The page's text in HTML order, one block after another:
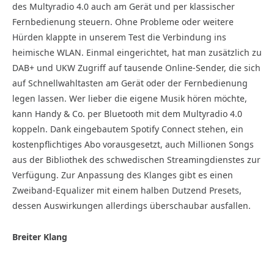
des Multyradio 4.0 auch am Gerät und per klassischer
Fernbedienung steuern. Ohne Probleme oder weitere
Hürden klappte in unserem Test die Verbindung ins
heimische WLAN. Einmal eingerichtet, hat man zusätzlich zu
DAB+ und UKW Zugriff auf tausende Online-Sender, die sich
auf Schnellwahltasten am Gerät oder der Fernbedienung
legen lassen. Wer lieber die eigene Musik hören möchte,
kann Handy & Co. per Bluetooth mit dem Multyradio 4.0
koppeln. Dank eingebautem Spotify Connect stehen, ein
kostenpflichtiges Abo vorausgesetzt, auch Millionen Songs
aus der Bibliothek des schwedischen Streamingdienstes zur
Verfügung. Zur Anpassung des Klanges gibt es einen
Zweiband-Equalizer mit einem halben Dutzend Presets,
dessen Auswirkungen allerdings überschaubar ausfallen.
Breiter Klang